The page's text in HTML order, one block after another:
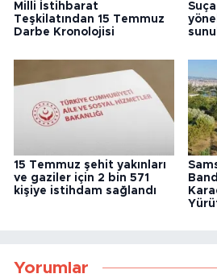
Milli İstihbarat
Teşkilatından 15 Temmuz
Darbe Kronolojisi
15 Temmuz şehit yakınları
ve gaziler için 2 bin 571
kişiye istihdam sağlandı
Yorumlar